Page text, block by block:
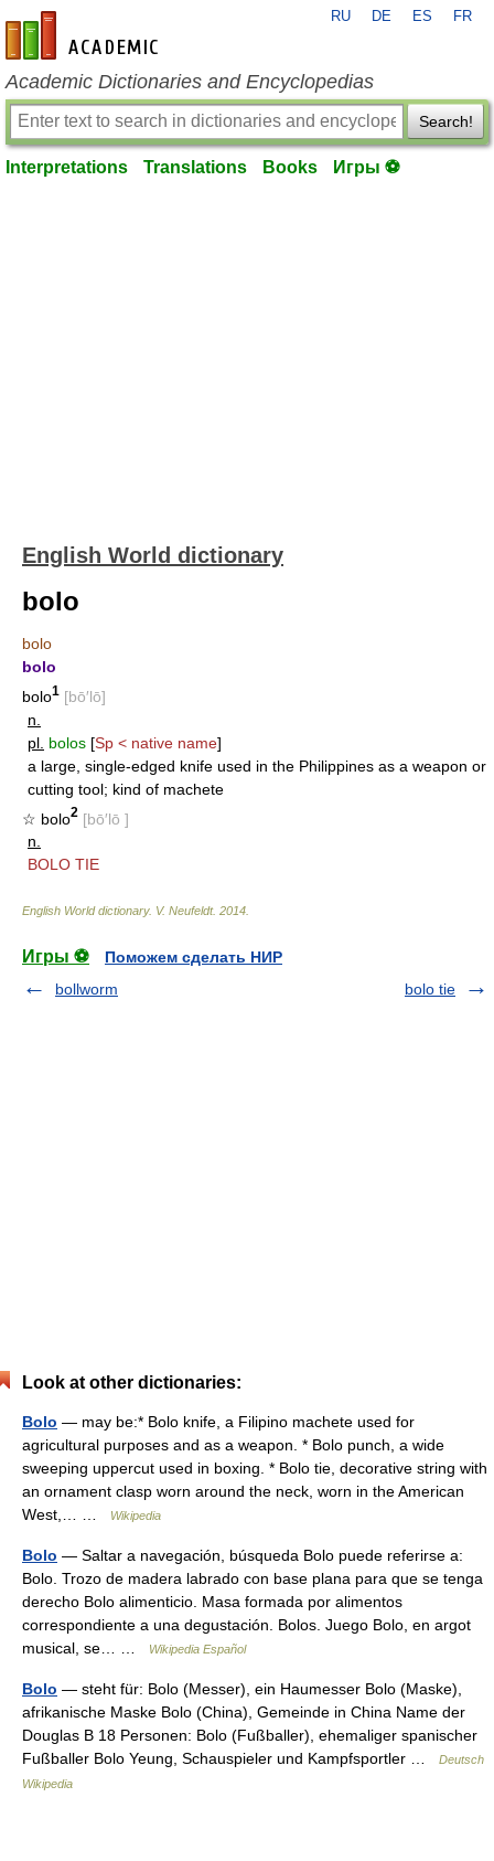
en-academic.com
RU DE ES FR
Academic Dictionaries and Encyclopedias
Search!
Interpretations Translations Books Игры ⚽
English World dictionary
bolo
bolo
bolo
bolo1 [bō′lō]
n.
pl. bolos [Sp < native name]
a large, single-edged knife used in the Philippines as a weapon or
cutting tool; kind of machete
☆ bolo2 [bō′lō ]
n.
BOLO TIE
English World dictionary. V. Neufeldt. 2014
Игры ⚽
Поможем сделать НИР
bollworm
bolo tie
Look at other dictionaries:
Bolo — may be:* Bolo knife, a Filipino machete used for
agricultural purposes and as a weapon. * Bolo punch, a wide
sweeping uppercut used in boxing. * Bolo tie, decorative string with
an ornament clasp worn around the neck, worn in the American
West,… …
Wikipedia
Bolo — Saltar a navegación, búsqueda Bolo puede referirse a:
Bolo. Trozo de madera labrado con base plana para que se tenga
derecho Bolo alimenticio. Masa formada por alimentos
correspondiente a una degustación. Bolos. Juego Bolo, en argot
musical, se… …
Wikipedia Español
Bolo — steht für: Bolo (Messer), ein Haumesser Bolo (Maske),
afrikanische Maske Bolo (China), Gemeinde in China Name der
Douglas B 18 Personen: Bolo (Fußballer), ehemaliger spanischer
Fußballer Bolo Yeung, Schauspieler und Kampfsportler …
Deutsch
Wikipedia